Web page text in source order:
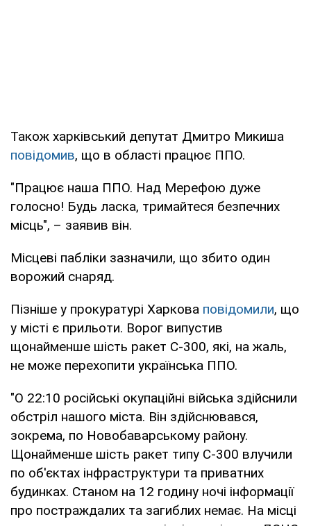
Також харківський депутат Дмитро Микиша
повідомив, що в області працює ППО.
"Працює наша ППО. Над Мерефою дуже
голосно! Будь ласка, тримайтеся безпечних
місць", – заявив він.
Місцеві пабліки зазначили, що збито один
ворожий снаряд.
Пізніше у прокуратурі Харкова повідомили, що
у місті є прильоти. Ворог випустив
щонайменше шість ракет С-300, які, на жаль,
не може перехопити українська ППО.
"О 22:10 російські окупаційні війська здійснили
обстріл нашого міста. Він здійснювався,
зокрема, по Новобаварському району.
Щонайменше шість ракет типу С-300 влучили
по об'єктах інфраструктури та приватних
будинках. Станом на 12 годину ночі інформації
про постраждалих та загиблих немає. На місці